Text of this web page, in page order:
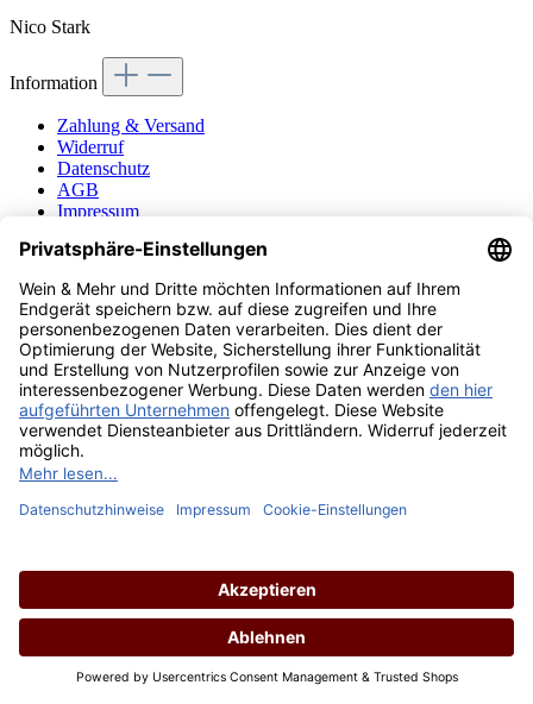
Nico Stark
Information
Zahlung & Versand
Widerruf
Datenschutz
AGB
Impressum
Barrierefreiheit
Wein & Mehr Events
Service
Newsletter
Kontakt
Wo Sie uns finden
Jobs
Gastronomie
Ankauf
Service-Hotline
Telefonische Unterstützung und Beratung unter:0941 - 466800
Vertrag widerrufen